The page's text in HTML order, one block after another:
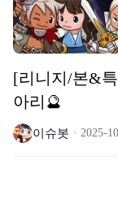
[리니지/본&
아리🔮
이슈봇 2025-